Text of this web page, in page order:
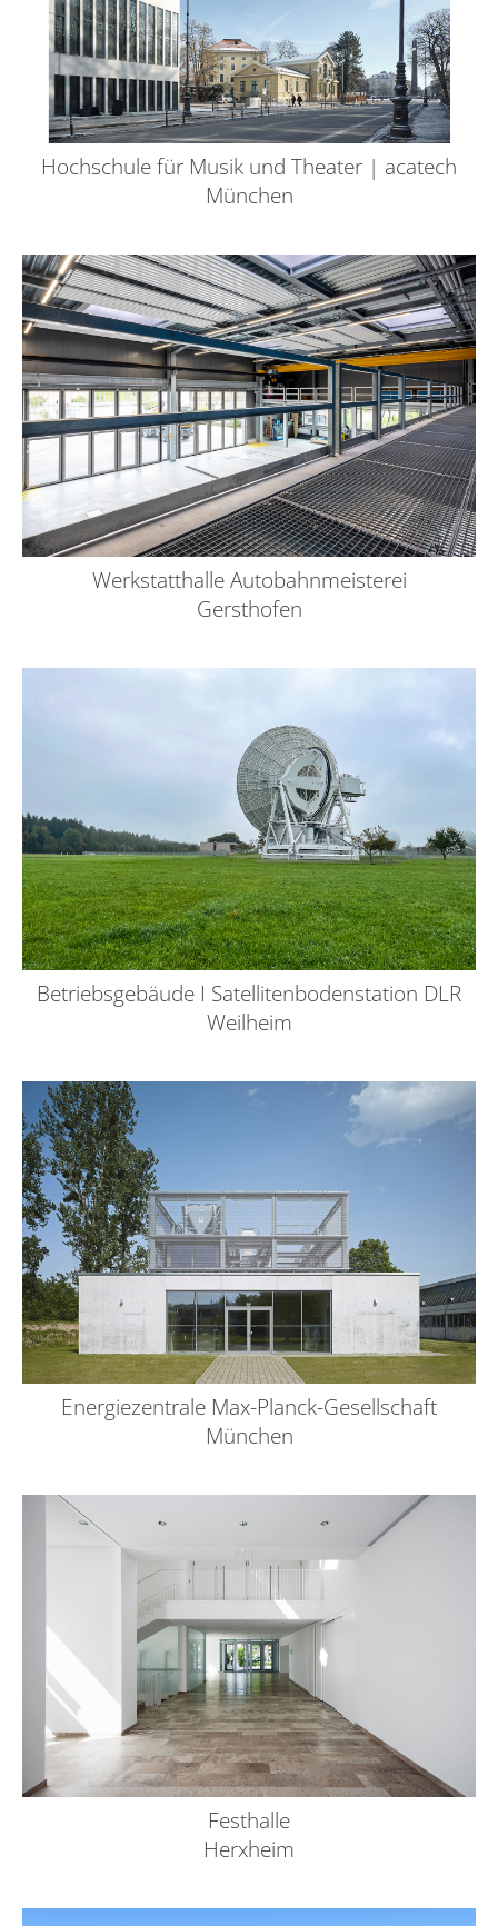
Hochschule für Musik und Theater | acatech
München
Werkstatthalle Autobahnmeisterei
Gersthofen
Betriebsgebäude I Satellitenbodenstation DLR
Weilheim
Energiezentrale Max-Planck-Gesellschaft
München
Festhalle
Herxheim